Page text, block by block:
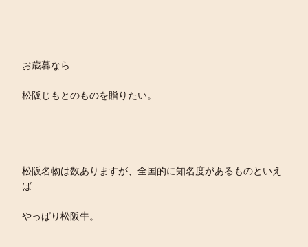
お歳暮なら
松阪じもとのものを贈りたい。
松阪名物は数ありますが、全国的に知名度があるものといえ
ば
やっぱり松阪牛。